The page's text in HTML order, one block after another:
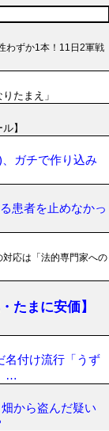
わずか1本！11日2軍戦
たまえ」
】
ガチで作り込み
患者を止めなかっ
応は「法的専門家への
・たまに安価】
名付け流行「うず
…
から盗んだ疑い